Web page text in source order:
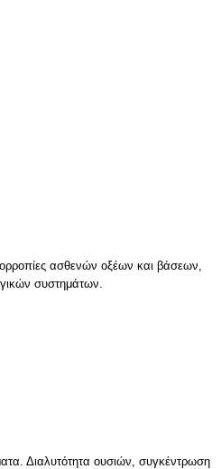
ασθενών οξέων και βάσεων,
συστημάτων.
Διαλυτότητα ουσιών, συγκέντρωση